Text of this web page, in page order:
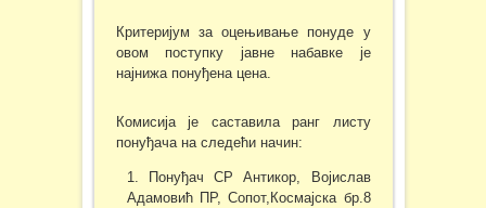
Критеријум за оцењивање понуде у
овом поступку јавне набавке је
најнижа понуђена цена.
Комисија је саставила ранг листу
понуђача на следећи начин:
Понуђач СР Антикор, Војислав
Адамовић ПР, Сопот,Космајска бр.8